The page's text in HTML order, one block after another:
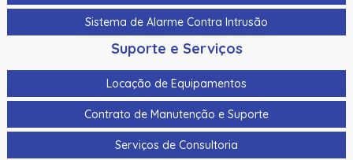
Controladora De Acesso Hikvision Ds-K2602Tmain Board
02 Portas Somente A Placa
Controladora De Acesso Hikvision Ds-K2604T Main Board
4 Portas Somente A Placa
Sistema de Alarme Contra Intrusão
Suporte e Serviços
Locação de Equipamentos
Contrato de Manutenção e Suporte
Serviços de Consultoria